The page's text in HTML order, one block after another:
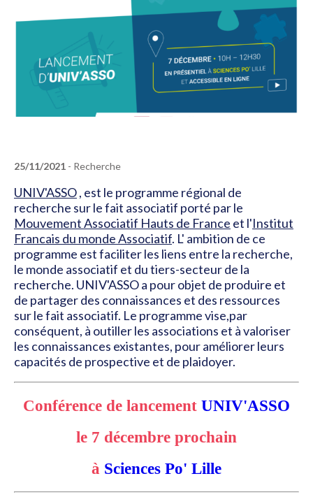
25/11/2021 - Recherche
UNIV'ASSO, est le programme régional de
recherche sur le fait associatif porté par le
Mouvement Associatif Hauts de France et l'Institut
Francais du monde Associatif. L' ambition de ce
programme est faciliter les liens entre la recherche,
le monde associatif et du tiers-secteur de la
recherche. UNIV'ASSO a pour objet de produire et
de partager des connaissances et des ressources
sur le fait associatif. Le programme vise,par
conséquent, à outiller les associations et à valoriser
les connaissances existantes, pour améliorer leurs
capacités de prospective et de plaidoyer.
Conférence de lancement UNIV'ASSO
le 7 décembre prochain
à Sciences Po' Lille